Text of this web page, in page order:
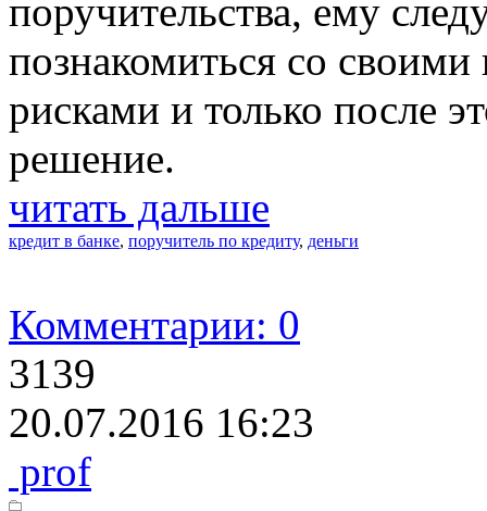
поручительства, ему
познакомиться со
рисками и только после
решение.
читать дальше
кредит в банке, поручитель по кредиту, деньги
Комментарии: 0
3139
20.07.2016 16:23
prof